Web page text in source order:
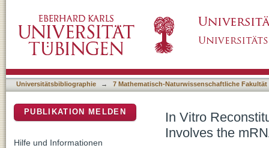
Machinery
Universitätsbibliographie → 7 Mathematisch-Naturwissenschaftliche Fakultät
In Vitro
Involves the
PUBLIKATION MELDEN
Hilfe und Informationen